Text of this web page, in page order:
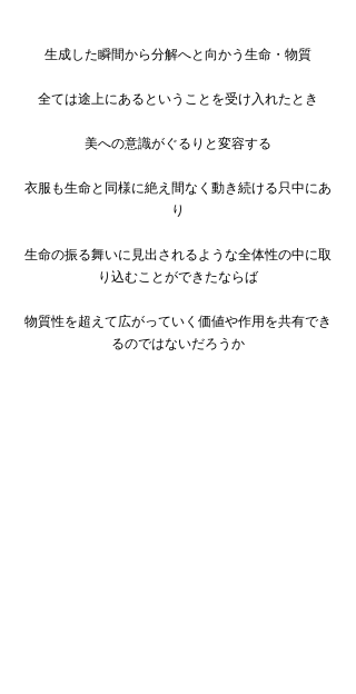
生成した瞬間から分解へと向かう生命・物質
全ては途上にあるということを受け入れたとき
美への意識がぐるりと変容する
衣服も生命と同様に絶え間なく動き続ける只中にあ
り
生命の振る舞いに見出されるような全体性の中に取
り込むことができたならば
物質性を超えて広がっていく価値や作用を共有でき
るのではないだろうか